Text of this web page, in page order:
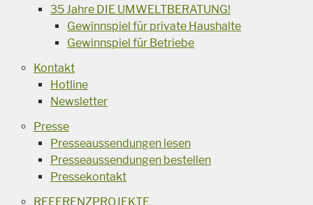
35 Jahre DIE UMWELTBERATUNG!
Gewinnspiel für private Haushalte
Gewinnspiel für Betriebe
Kontakt
Hotline
Newsletter
Presse
Presseaussendungen lesen
Presseaussendungen bestellen
Pressekontakt
REFERENZPROJEKTE